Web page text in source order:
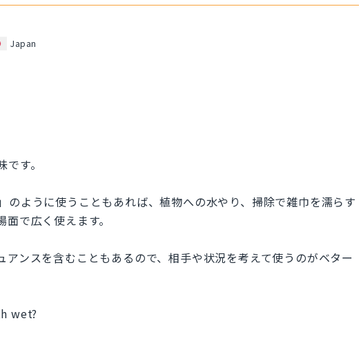
Japan
す。
のように使うこともあれば、植物への水やり、掃除で雑巾を濡らす
で広く使えます。
アンスを含むこともあるので、相手や状況を考えて使うのがベター
wet?